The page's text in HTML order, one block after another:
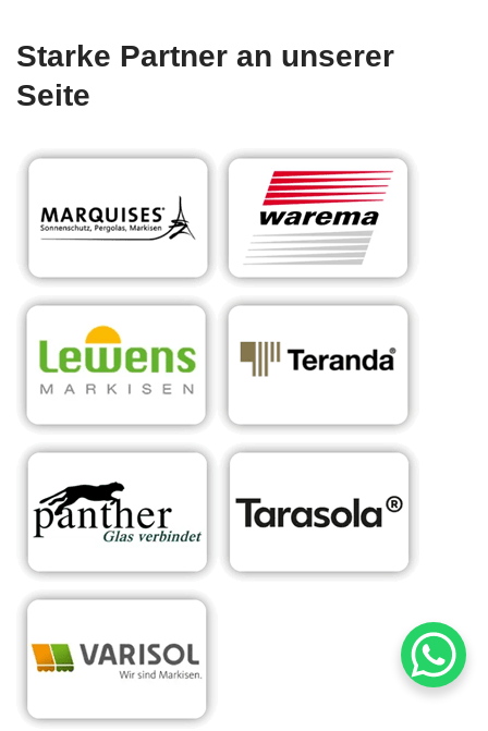
Starke Partner an unserer
Seite